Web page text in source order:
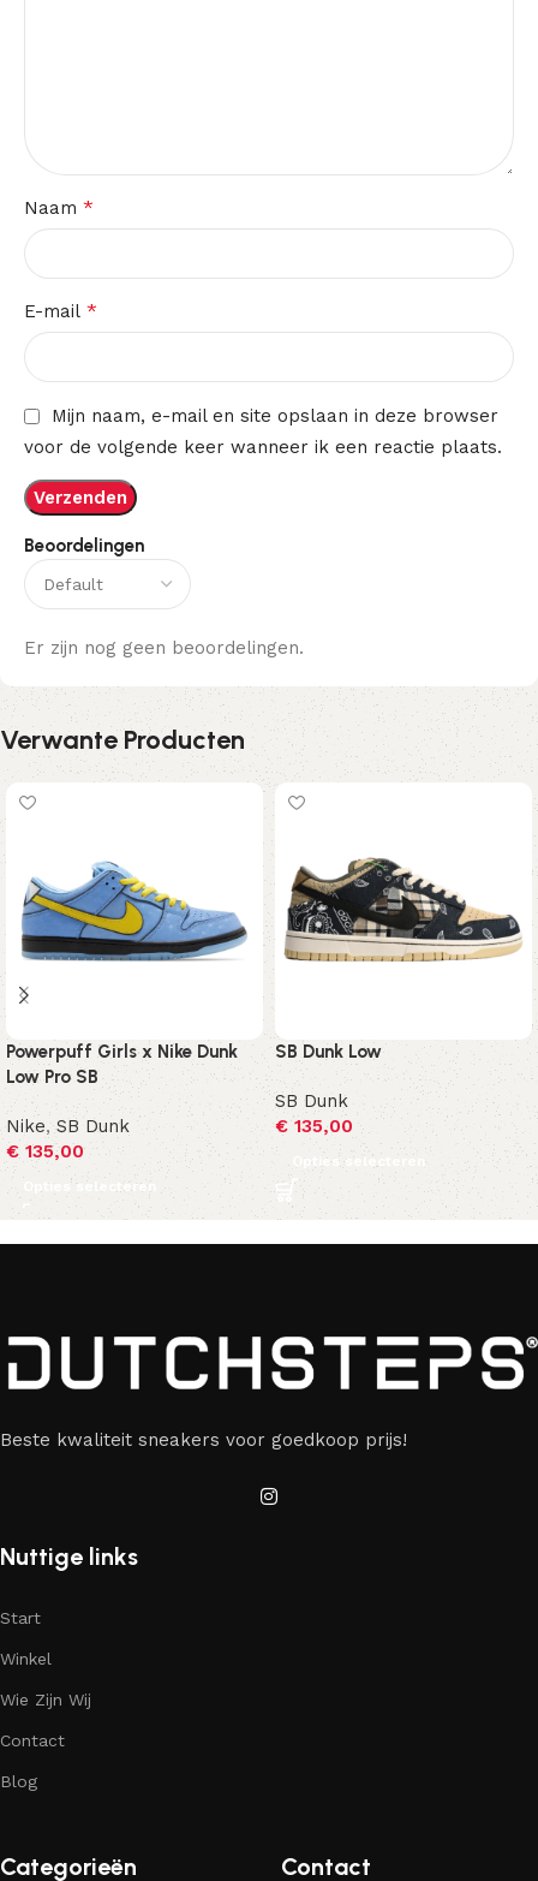
Beoordelingen
Er zijn nog geen beoordelingen.
Naam *
E-mail *
Mijn naam, e-mail en site opslaan in deze browser
voor de volgende keer wanneer ik een reactie plaats.
Verwante Producten
Powerpuff Girls x Nike Dunk
Low Pro SB
Nike,SB Dunk
€ 135,00
Opties selecteren
SB Dunk Low
SB Dunk
€135,00
Opties selecteren
Beste kwaliteit sneakers voor goedkoop prijs!
Nuttige links
Start
Winkel
Wie Zijn Wij
Contact
Blog
Categorieën Contact